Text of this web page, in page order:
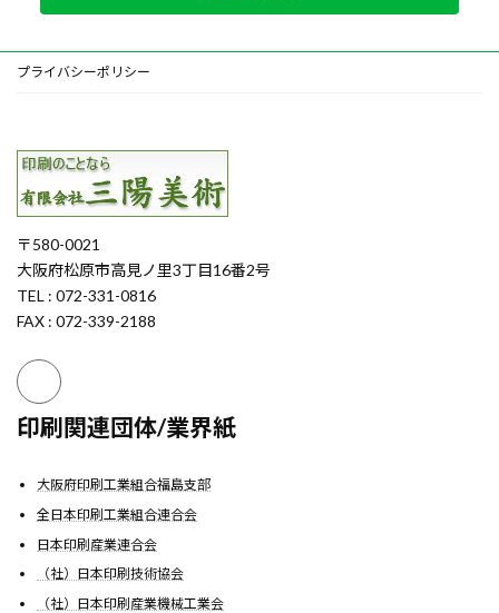
プライバシーポリシー
〒580-0021
大阪府松原市高見ノ里3丁目16番2号
TEL : 072-331-0816
FAX : 072-339-2188
印刷関連団体/業界紙
大阪府印刷工業組合福島支部
全日本印刷工業組合連合会
日本印刷産業連合会
（社）日本印刷技術協会
（社）日本印刷産業機械工業会